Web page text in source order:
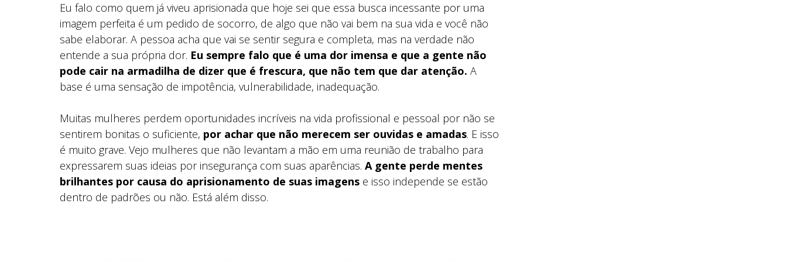
Eu falo como quem já viveu aprisionada que hoje sei que essa busca incessante por uma
imagem perfeita é um pedido de socorro, de algo que não vai bem na sua vida e você não
sabe elaborar. A pessoa acha que vai se sentir segura e completa, mas na verdade não
entende a sua própria dor. Eu sempre falo que é uma dor imensa e que a gente não
pode cair na armadilha de dizer que é frescura, que não tem que dar atenção. A
base é uma sensação de impotência, vulnerabilidade, inadequação.
Muitas mulheres perdem oportunidades incríveis na vida profissional e pessoal por não se
sentirem bonitas o suficiente, por achar que não merecem ser ouvidas e amadas. E isso
é muito grave. Vejo mulheres que não levantam a mão em uma reunião de trabalho para
expressarem suas ideias por insegurança com suas aparências. A gente perde mentes
brilhantes por causa do aprisionamento de suas imagens e isso independe se estão
dentro de padrões ou não. Está além disso.